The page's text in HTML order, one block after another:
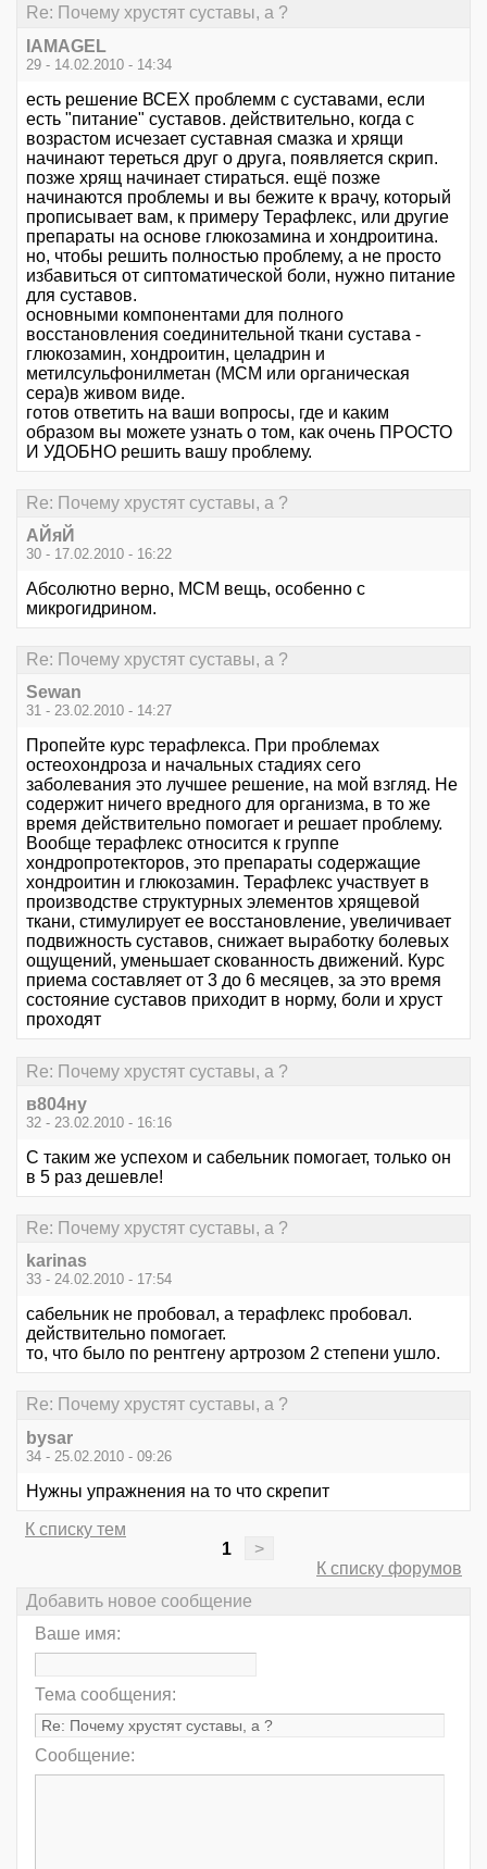
Re: Почему хрустят суставы, а ?
IAMAGEL
29 - 14.02.2010 - 14:34
есть решение ВСЕХ проблемм с суставами, если
есть "питание" суставов. действительно, когда с
возрастом исчезает суставная смазка и хрящи
начинают тереться друг о друга, появляется скрип.
позже хрящ начинает стираться. ещё позже
начинаются проблемы и вы бежите к врачу, который
прописывает вам, к примеру Терафлекс, или другие
препараты на основе глюкозамина и хондроитина.
но, чтобы решить полностью проблему, а не просто
избавиться от сиптоматической боли, нужно питание
для суставов.
основными компонентами для полного
восстановления соединительной ткани сустава -
глюкозамин, хондроитин, целадрин и
метилсульфонилметан (МСМ или органическая
сера)в живом виде.
готов ответить на ваши вопросы, где и каким
образом вы можете узнать о том, как очень ПРОСТО
И УДОБНО решить вашу проблему.
Re: Почему хрустят суставы, а ?
АЙяЙ
30 - 17.02.2010 - 16:22
Абсолютно верно, МСМ вещь, особенно с
микрогидрином.
Re: Почему хрустят суставы, а ?
Sewan
31 - 23.02.2010 - 14:27
Пропейте курс терафлекса. При проблемах
остеохондроза и начальных стадиях сего
заболевания это лучшее решение, на мой взгляд. Не
содержит ничего вредного для организма, в то же
время действительно помогает и решает проблему.
Вообще терафлекс относится к группе
хондропротекторов, это препараты содержащие
хондроитин и глюкозамин. Терафлекс участвует в
производстве структурных элементов хрящевой
ткани, стимулирует ее восстановление, увеличивает
подвижность суставов, снижает выработку болевых
ощущений, уменьшает скованность движений. Курс
приема составляет от 3 до 6 месяцев, за это время
состояние суставов приходит в норму, боли и хруст
проходят
Re: Почему хрустят суставы, а ?
в804ну
32 - 23.02.2010 - 16:16
С таким же успехом и сабельник помогает, только он
в 5 раз дешевле!
Re: Почему хрустят суставы, а ?
karinas
33 - 24.02.2010 - 17:54
сабельник не пробовал, а терафлекс пробовал.
действительно помогает.
то, что было по рентгену артрозом 2 степени ушло.
Re: Почему хрустят суставы, а ?
bysar
34 - 25.02.2010 - 09:26
Нужны упражнения на то что скрепит
К списку тем
1
>
К списку форумов
Добавить новое сообщение
Ваше имя:
Тема сообщения:
Сообщение: